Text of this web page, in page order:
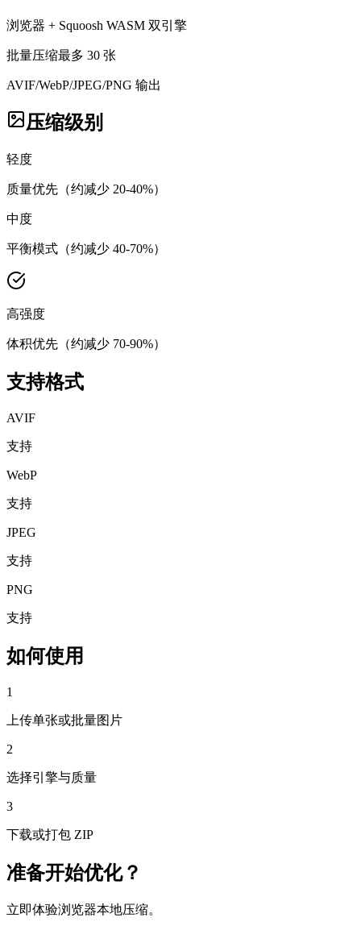
浏览器 + Squoosh WASM 双引擎
批量压缩最多 30 张
AVIF/WebP/JPEG/PNG 输出
压缩级别
轻度
质量优先（约减少 20-40%）
中度
平衡模式（约减少 40-70%）
高强度
体积优先（约减少 70-90%）
支持格式
AVIF
支持
WebP
支持
JPEG
支持
PNG
支持
如何使用
1
上传单张或批量图片
2
选择引擎与质量
3
下载或打包 ZIP
准备开始优化？
立即体验浏览器本地压缩。